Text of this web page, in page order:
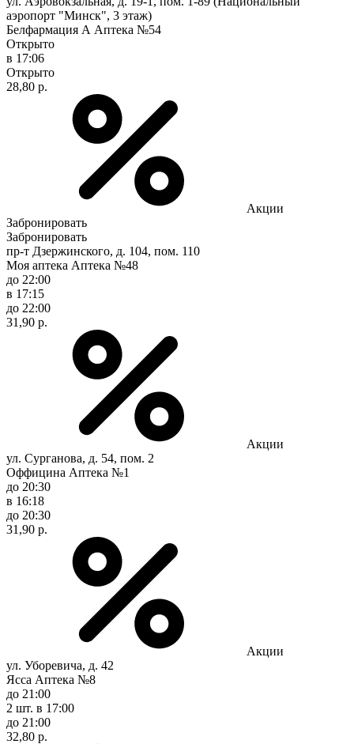
аэропорт "Минск", 3 этаж)
Белфармация А Аптека №54
Открыто
в 17:06
Открыто
28,80 р.
Акции
Забронировать
Забронировать
пр-т Дзержинского, д. 104, пом. 110
Моя аптека Аптека №48
до 22:00
в 17:15
до 22:00
31,90 р.
Акции
ул. Сурганова, д. 54, пом. 2
Оффицина Аптека №1
до 20:30
в 16:18
до 20:30
31,90 р.
Акции
ул. Уборевича, д. 42
Ясса Аптека №8
до 21:00
2 шт. в 17:00
до 21:00
32,80 р.